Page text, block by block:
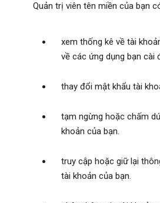
Quản trị viên tên miền của bạn
xem thống kê về tài
về các ứng dụng bạn cài
thay đổi mật khẩu tài
tạm ngừng hoặc chấm
khoản của bạn.
truy cập hoặc giữ lại
tài khoản của bạn.